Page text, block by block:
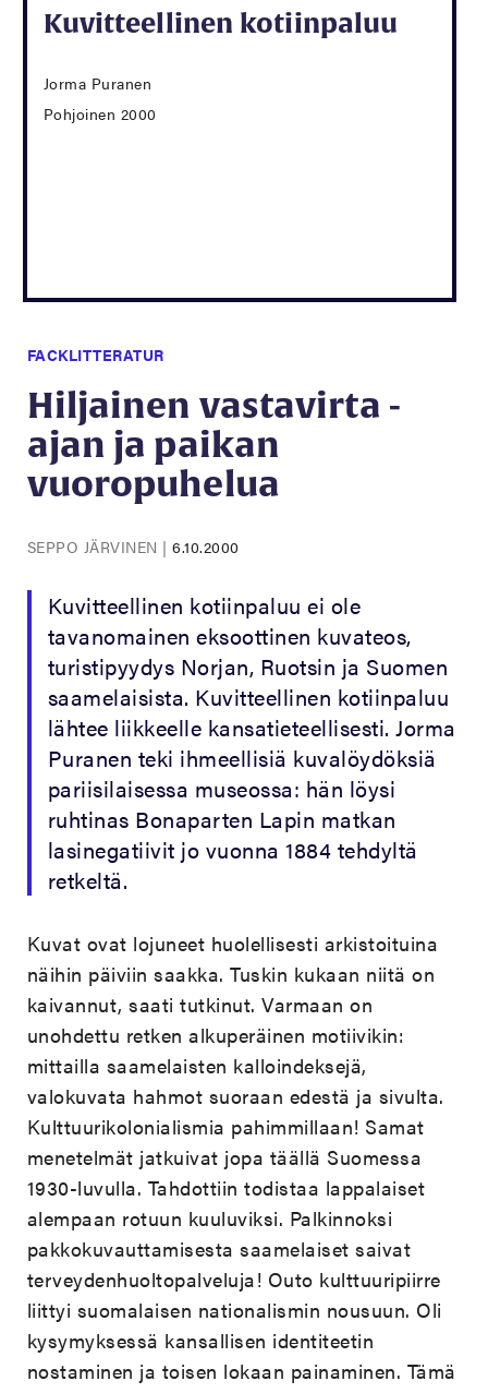
Kuvitteellinen kotiinpaluu
Jorma Puranen
Pohjoinen 2000
FACKLITTERATUR
Hiljainen vastavirta -
ajan ja paikan
vuoropuhelua
SEPPO JÄRVINEN |6.10.2000
Kuvitteellinen kotiinpaluu ei ole
tavanomainen eksoottinen kuvateos,
turistipyydys Norjan, Ruotsin ja Suomen
saamelaisista. Kuvitteellinen kotiinpaluu
lähtee liikkeelle kansatieteellisesti. Jorma
Puranen teki ihmeellisiä kuvalöydöksiä
pariisilaisessa museossa: hän löysi
ruhtinas Bonaparten Lapin matkan
lasinegatiivit jo vuonna 1884 tehdyltä
retkeltä.
Kuvat ovat lojuneet huolellisesti arkistoituina
näihin päiviin saakka. Tuskin kukaan niitä on
kaivannut, saati tutkinut. Varmaan on
unohdettu retken alkuperäinen motiivikin:
mittailla saamelaisten kalloindeksejä,
valokuvata hahmot suoraan edestä ja sivulta.
Kulttuurikolonialismia pahimmillaan! Samat
menetelmät jatkuivat jopa täällä Suomessa
1930-luvulla. Tahdottiin todistaa lappalaiset
alempaan rotuun kuuluviksi. Palkinnoksi
pakkokuvauttamisesta saamelaiset saivat
terveydenhuoltopalveluja! Outo kulttuuripiirre
liittyi suomalaisen nationalismin nousuun. Oli
kysymyksessä kansallisen identiteetin
nostaminen ja toisen lokaan painaminen. Tämä